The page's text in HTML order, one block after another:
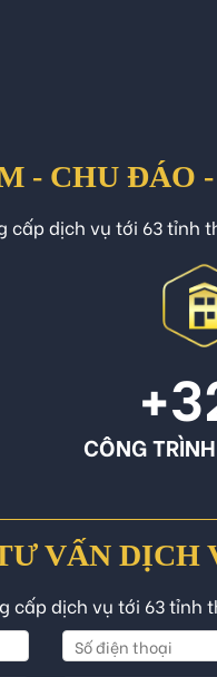
- CHU ĐÁO
cấp dịch vụ tới 63
CÔNG
VẤN DỊCH
cấp dịch vụ tới 63